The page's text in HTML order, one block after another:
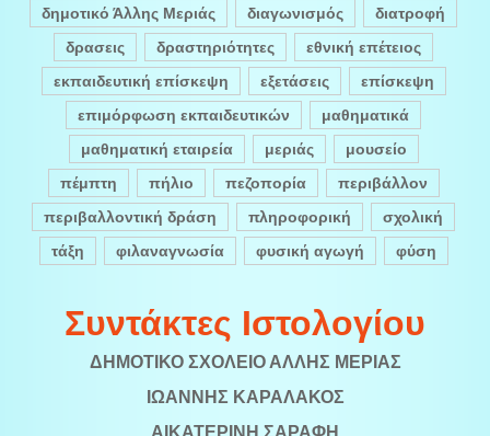
δημοτικό Άλλης Μεριάς
διαγωνισμός
διατροφή
δρασεις
δραστηριότητες
εθνική επέτειος
εκπαιδευτική επίσκεψη
εξετάσεις
επίσκεψη
επιμόρφωση εκπαιδευτικών
μαθηματικά
μαθηματική εταιρεία
μεριάς
μουσείο
πέμπτη
πήλιο πεζοπορία
περιβάλλον
περιβαλλοντική δράση
πληροφορική
σχολική
τάξη
φιλαναγνωσία φυσική αγωγή φύση
Συντάκτες Ιστολογίου
ΔΗΜΟΤΙΚΟ ΣΧΟΛΕΙΟ ΑΛΛΗΣ ΜΕΡΙΑΣ
ΙΩΑΝΝΗΣ ΚΑΡΑΛΑΚΟΣ
ΑΙΚΑΤΕΡΙΝΗ ΣΑΡΑΦΗ